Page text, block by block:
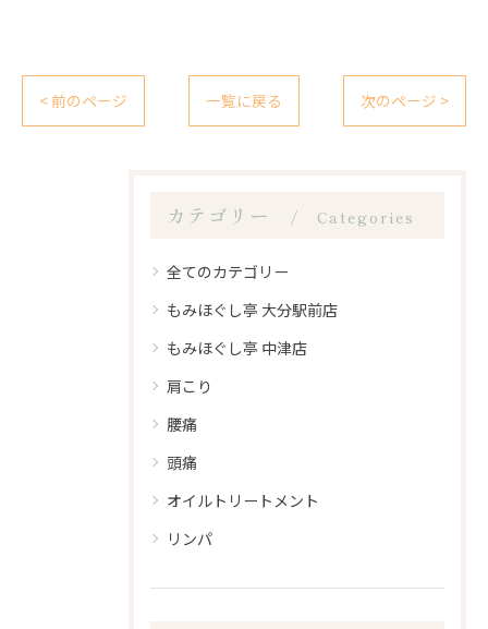
< 前のページ 一覧に戻る 次のページ >
カテゴリー Categories
全てのカテゴリー
もみほぐし亭 大分駅前店
もみほぐし亭 中津店
肩こり
腰痛
頭痛
オイルトリートメント
リンパ